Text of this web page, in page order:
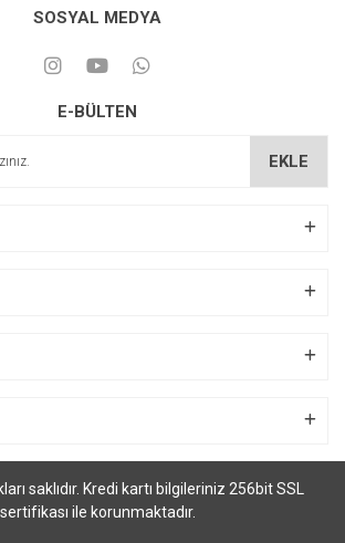
SOSYAL MEDYA
E-BÜLTEN
EKLE
saklıdır. Kredi kartı bilgileriniz 256bit SSL
sertifikası ile korunmaktadır.